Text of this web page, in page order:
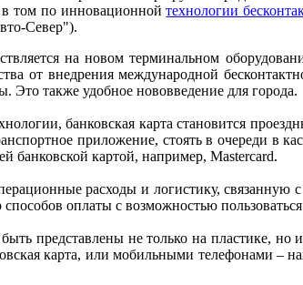
в том по инновационнойтехнологии
Север").
на новом терминальном
от внедрения международной
также удобное нововведение для города.
банковская карта становится
приложение, стоять в очереди в
банковской картой, например, Mastercard.
расходы и логистику,
оплаты с возможностью
представлены не только на пластике,
карта, или мобильными телефонами –